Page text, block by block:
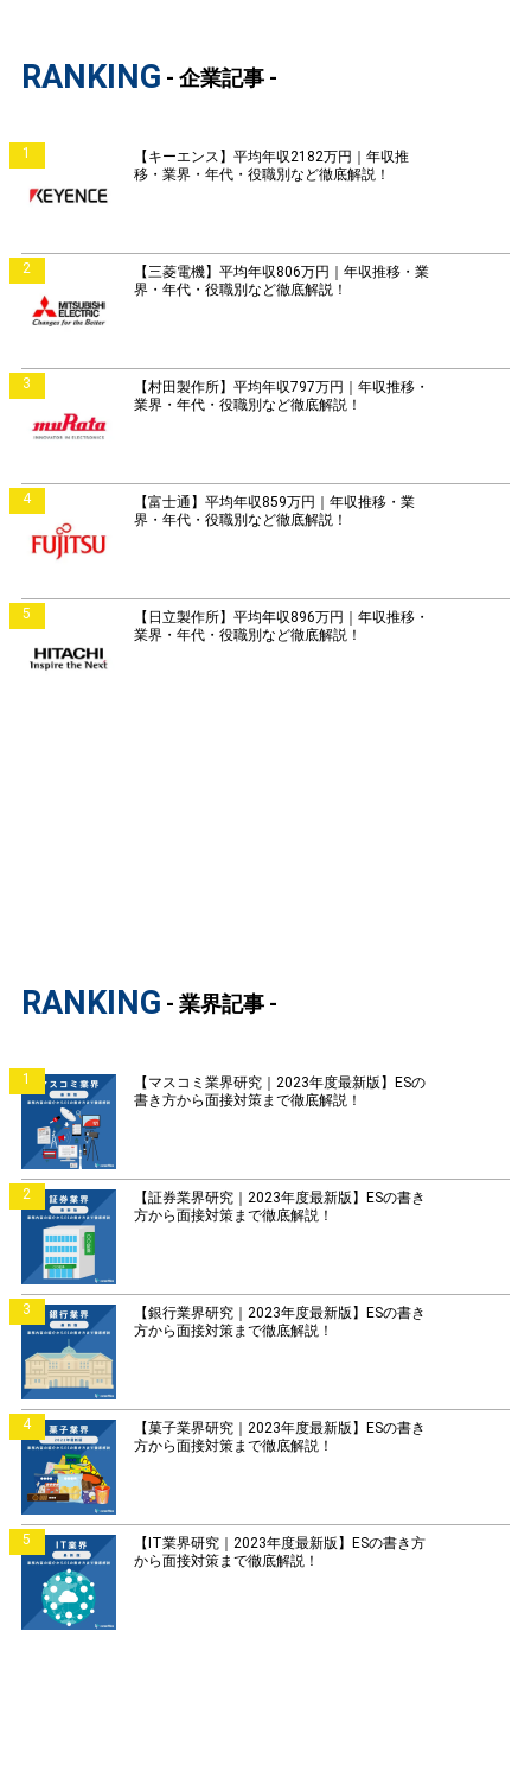
RANKING - 企業記事 -
1
【キーエンス】平均年収2182万円｜年収推
移・業界・年代・役職別など徹底解説！
2
【三菱電機】平均年収806万円｜年収推移・業
界・年代・役職別など徹底解説！
3
【村田製作所】平均年収797万円｜年収推移・
業界・年代・役職別など徹底解説！
4
【富士通】平均年収859万円｜年収推移・業
界・年代・役職別など徹底解説！
5
【日立製作所】平均年収896万円｜年収推移・
業界・年代・役職別など徹底解説！
RANKING - 業界記事 -
1
【マスコミ業界研究｜2023年度最新版】ESの
書き方から面接対策まで徹底解説！
2
【証券業界研究｜2023年度最新版】ESの書き
方から面接対策まで徹底解説！
3
【銀行業界研究｜2023年度最新版】ESの書き
方から面接対策まで徹底解説！
4
【菓子業界研究｜2023年度最新版】ESの書き
方から面接対策まで徹底解説！
5
【IT業界研究｜2023年度最新版】ESの書き方
から面接対策まで徹底解説！